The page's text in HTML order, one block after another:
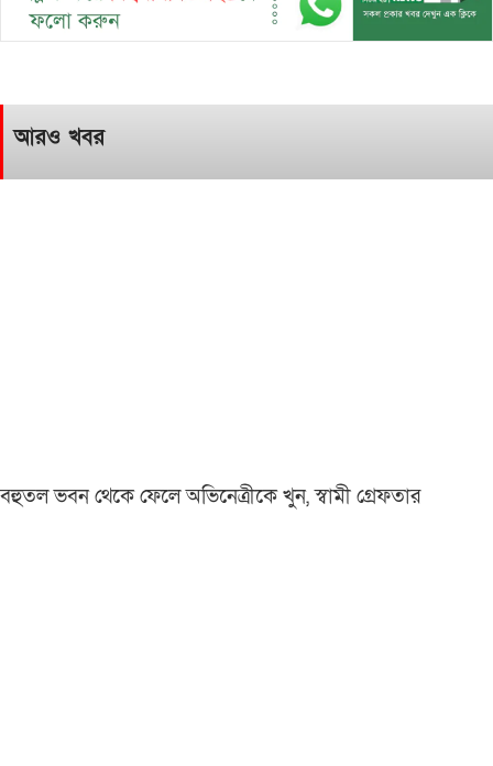
আরও খবর
বহুতল ভবন থেকে ফেলে অভিনেত্রীকে খুন, স্বামী গ্রেফতার